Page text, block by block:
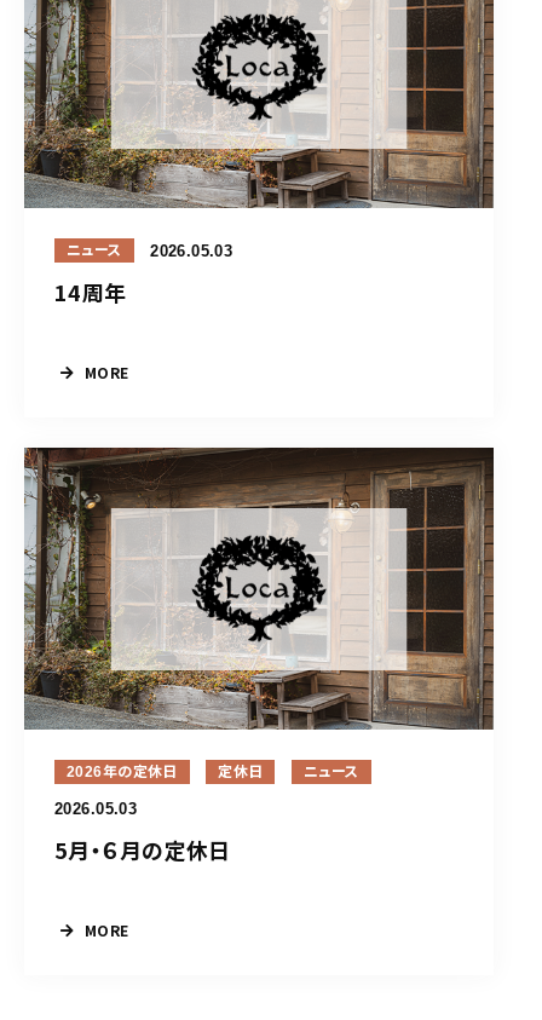
ニュース 2026.05.03
14周年
MORE
2026年の定休日 定休日 ニュース
2026.05.03
5月・６月の定休日
MORE